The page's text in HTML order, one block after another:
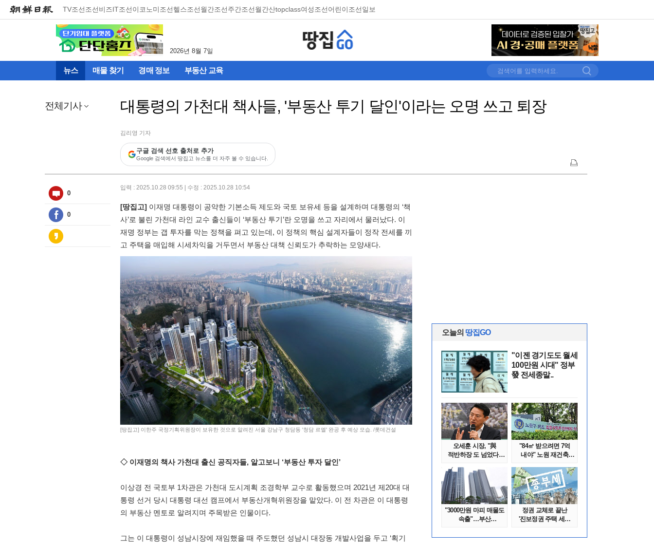
TV조선조선비즈IT조선이코노미조선헬스조선월간조선주간조선월간산topclass여성조선어린이조선일보
2026년 8월 7일
뉴스 매물 찾기 경매 정보 부동산 교육
전체기사 대통령의 가천대 책사들, '부동산 투기 달인'이라는 오명 쓰고 퇴장
김리영 기자
구글 검색 선호 출처로 추가
Google 검색에서 땅집고 뉴스를 더 자주 볼 수 있습니다.
0
0
입력 : 2025.10.28 09:55 | 수정 : 2025.10.28 10:54
[땅집고] 이재명 대통령이 공약한 기본소득 제도와 국토 보유세 등을 설계하며 대통령의 ‘책
사’로 불린 가천대 라인 교수 출신들이 ‘부동산 투기’란 오명을 쓰고 자리에서 물러났다. 이
재명 정부는 갭 투자를 막는 정책을 펴고 있는데, 이 정책의 핵심 설계자들이 정작 전세를 끼
고 주택을 매입해 시세차익을 거두면서 부동산 대책 신뢰도가 추락하는 모양새다.
[땅집고] 이한주 국정기획위원장이 보유한 것으로 알려진 서울 강남구 청담동 '청담 르엘' 완공 후 예상 모습. /롯데건설
◇ 이재명의 책사 가천대 출신 공직자들, 알고보니 ‘부동산 투자 달인’
이상경 전 국토부 1차관은 가천대 도시계획 조경학부 교수로 활동했으며 2021년 제20대 대
통령 선거 당시 대통령 대선 캠프에서 부동산개혁위원장을 맡았다. 이 전 차관은 이 대통령
의 부동산 멘토로 알려지며 주목받은 인물이다.
그는 이 대통령이 성남시장에 재임했을 때 주도했던 성남시 대장동 개발사업을 두고 ‘획기
오늘의 땅집GO
"이젠 경기도도 월세
100만원 시대" 정부
發 전세종말..
오세훈 시장, "與
적반하장 도 넘었다"
"84㎡ 받으려면 7억
내야" 노원 재건축
"3000만원 마피 매물도
속출"…부산
정권 교체로 끝난
'진보정권 주택 세금